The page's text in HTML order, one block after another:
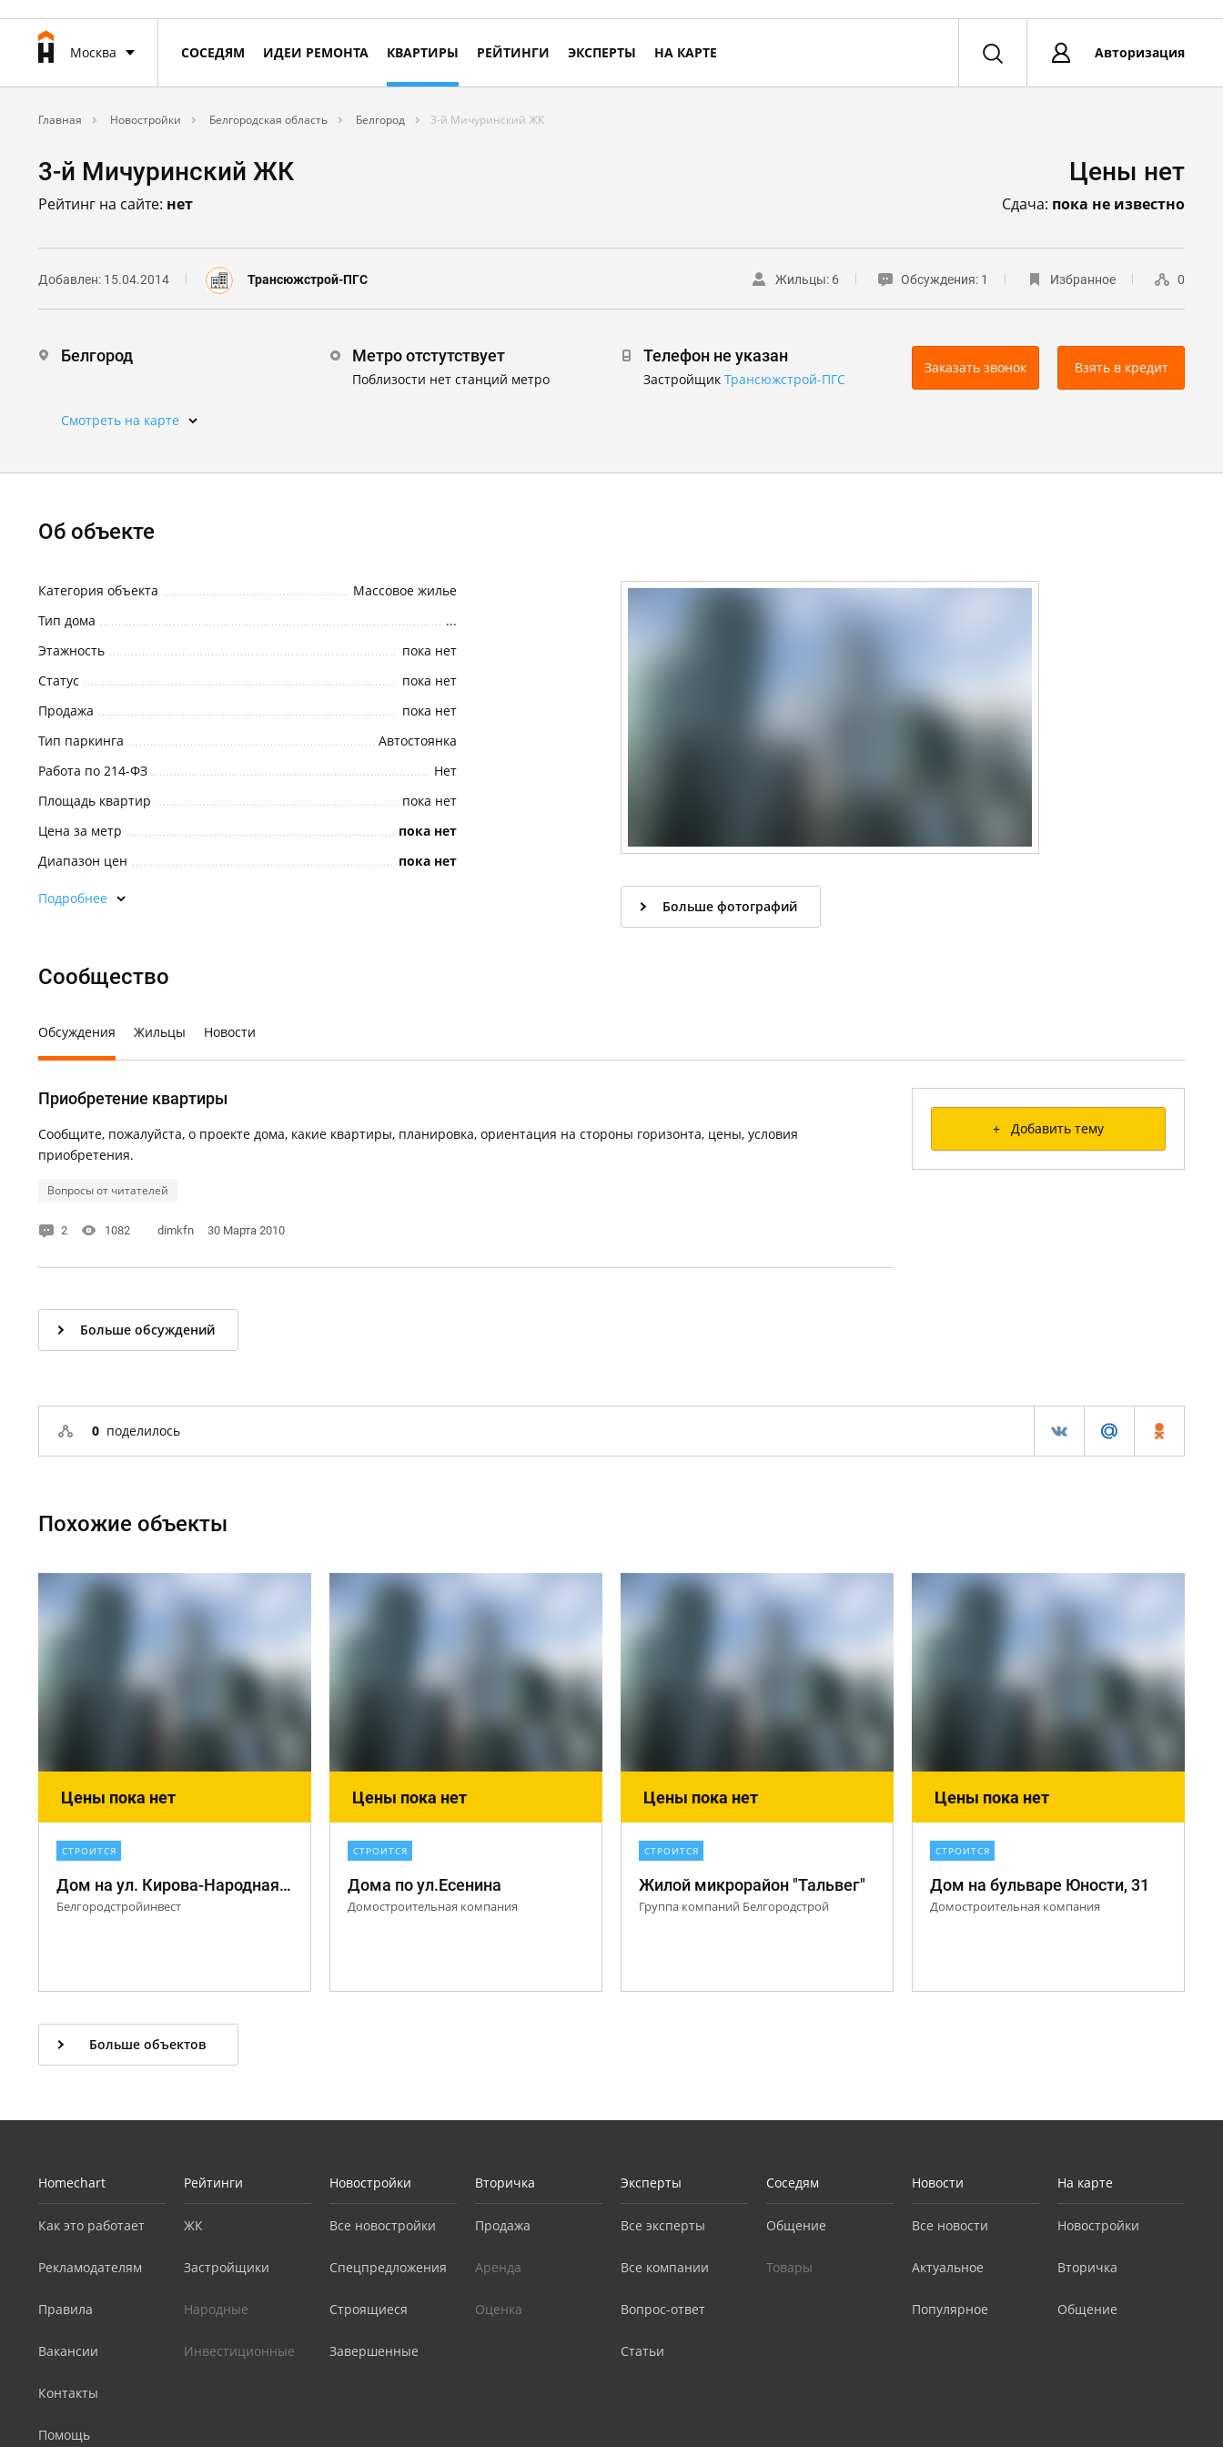
Москва СОСЕДЯМ ИДЕИ РЕМОНТА КВАРТИРЫ РЕЙТИНГИ ЭКСПЕРТЫ НА КАРТЕ Авторизация
Главная Новостройки Белгородская область Белгород 3-й Мичуринский ЖК
3-й Мичуринский ЖК
Рейтинг на сайте: нет
Цены нет
Сдача: пока не известно
Добавлен: 15.04.2014 Трансюжстрой-ПГС 0
Избранное
Обсуждения: 1
Жильцы: 6
Телефон не указан
Застройщик Трансюжстрой-ПГС
Заказать звонок Взять в кредит
Белгород Метро отстутствует
Поблизости нет станций метро
Смотреть на карте
Об объекте
Больше фотографий
Категория объекта
Массовое жилье
Тип дома
...
Этажность
пока нет
Статус
пока нет
Продажа
пока нет
Тип паркинга
Автостоянка
Работа по 214-ФЗ
Нет
Площадь квартир
пока нет
Цена за метр
пока нет
Диапазон цен
пока нет
Подробнее
Сообщество
Обсуждения Жильцы Новости
Приобретение квартиры
Сообщите, пожалуйста, о проекте дома, какие квартиры, планировка, ориентация на стороны горизонта, цены, условия
приобретения.
Вопросы от читателей
2 1082 dimkfn 30 Марта 2010
+ Добавить тему
Больше обсуждений
0 поделилось
Похожие объекты
Цены пока нет
СТРОИТСЯ
Дом на ул. Кирова-Народная 60
Белгородстройинвест
Цены пока нет
СТРОИТСЯ
Дома по ул.Есенина
Домостроительная компания
Цены пока нет
СТРОИТСЯ
Жилой микрорайон "Тальвег"
Группа компаний Белгородстрой
Цены пока нет
СТРОИТСЯ
Дом на бульваре Юности, 31
Домостроительная компания
Больше объектов
Homechart
Как это работает
Рекламодателям
Правила
Вакансии
Контакты
Помощь
Рейтинги
ЖК
Застройщики
Народные
Инвестиционные
Новостройки
Все новостройки
Спецпредложения
Строящиеся
Завершенные
Вторичка
Продажа
Аренда
Оценка
Эксперты
Все эксперты
Все компании
Вопрос-ответ
Статьи
Соседям
Общение
Товары
Новости
Все новости
Актуальное
Популярное
На карте
Новостройки
Вторичка
Общение